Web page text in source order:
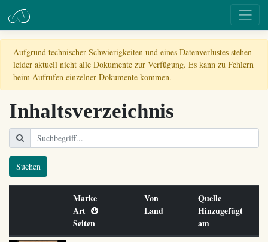
Aufgrund technischer Schwierigkeiten und eines Datenverlustes stehen
leider aktuell nicht alle Dokumente zur Verfügung. Es kann zu Fehlern
beim Aufrufen einzelner Dokumente kommen.
Inhaltsverzeichnis
Suchen
Marke
Art
Seiten
Von
Land
Quelle
Hinzugefügt
am